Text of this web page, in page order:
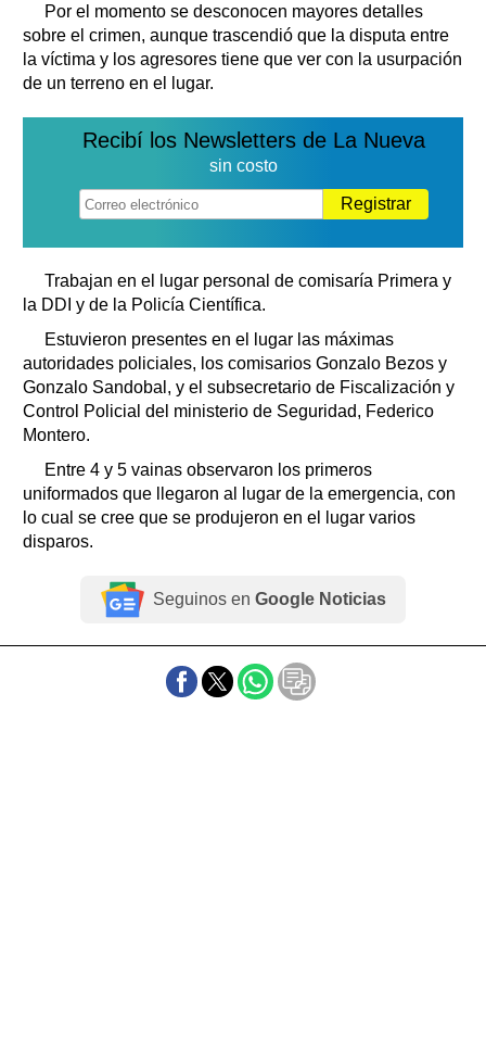
Edictos
Teléfonos de urgencia
Por el momento se desconocen mayores detalles
sobre el crimen, aunque trascendió que la disputa entre
la víctima y los agresores tiene que ver con la usurpación
de un terreno en el lugar.
Recibí los Newsletters de La Nueva
sin costo
Registrar
Trabajan en el lugar personal de comisaría Primera y
la DDI y de la Policía Científica.
Estuvieron presentes en el lugar las máximas
autoridades policiales, los comisarios Gonzalo Bezos y
Gonzalo Sandobal, y el subsecretario de Fiscalización y
Control Policial del ministerio de Seguridad, Federico
Montero.
Entre 4 y 5 vainas observaron los primeros
uniformados que llegaron al lugar de la emergencia, con
lo cual se cree que se produjeron en el lugar varios
disparos.
Seguinos en Google Noticias